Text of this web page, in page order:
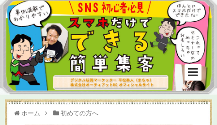
ホーム 初めての方へ